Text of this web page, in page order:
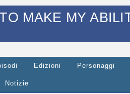
MAKE MY
Edizioni Personaggi
Notizie